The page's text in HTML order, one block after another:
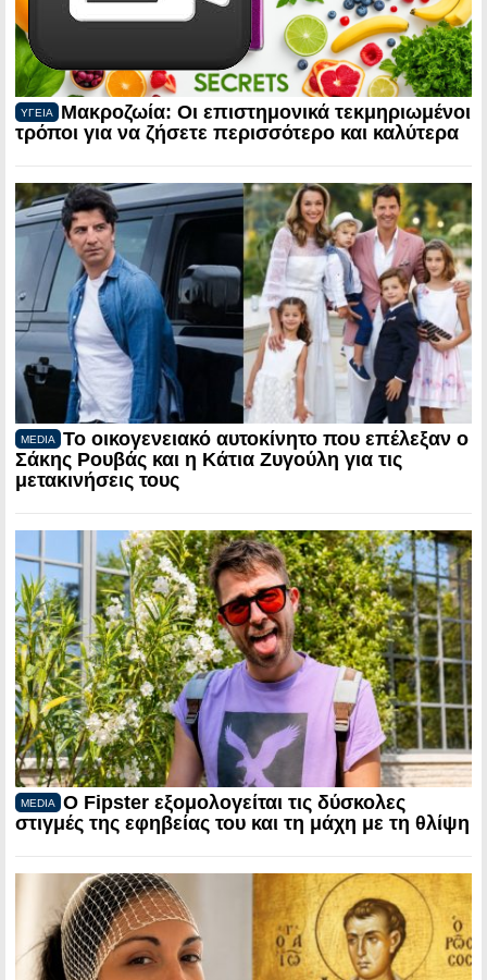
ΥΓΕΙΑ
Μακροζωία: Οι επιστημονικά τεκμηριωμένοι
τρόποι για να ζήσετε περισσότερο και καλύτερα
MEDIA
Το οικογενειακό αυτοκίνητο που επέλεξαν ο
Σάκης Ρουβάς και η Κάτια Ζυγούλη για τις
μετακινήσεις τους
MEDIA
Ο Fipster εξομολογείται τις δύσκολες
στιγμές της εφηβείας του και τη μάχη με τη θλίψη